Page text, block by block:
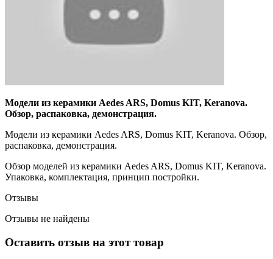
Модели из керамики Aedes ARS, Domus KIT, Keranova.
Обзор, распаковка, демонстрация.
Модели из керамики Aedes ARS, Domus KIT, Keranova. Обзор,
распаковка, демонстрация.
Обзор моделей из керамики Aedes ARS, Domus KIT, Keranova.
Упаковка, комплектация, принцип постройки.
Отзывы
Отзывы не найдены
Оставить отзыв на этот товар